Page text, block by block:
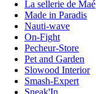
La sellerie de Maé
Made in Paradis
Nauti-wave
On-Fight
Pecheur-Store
Pet and Garden
Slowood Interior
Smash-Expert